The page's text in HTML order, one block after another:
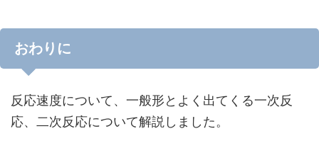
おわりに
反応速度について、一般形とよく出てくる一次反
応、二次反応について解説しました。